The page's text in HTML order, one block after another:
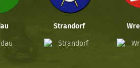
Strandorf